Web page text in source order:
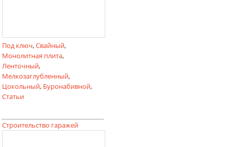
Под ключ,Свайный,
Монолитная плита,
Ленточный,
Мелкозаглубленный,
Цокольный, Буронабивной,
Статьи
Строительство гаражей